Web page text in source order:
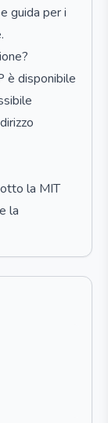
guida per i
è disponibile
la MIT
la